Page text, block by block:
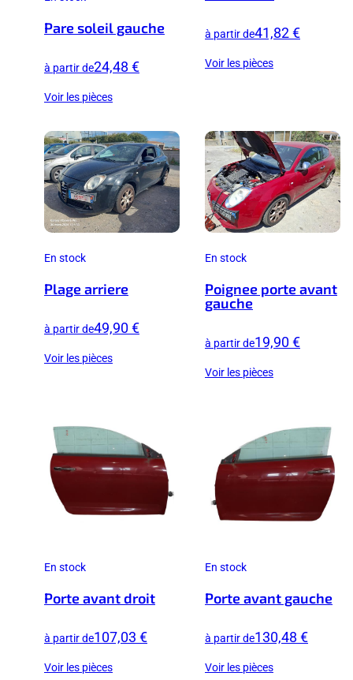
Pare soleil gauche
à partir de24,48 €
Voir les pièces
à partir de41,82 €
Voir les pièces
En stock
Plage arriere
à partir de49,90 €
Voir les pièces
En stock
Poignee porte avant
gauche
à partir de19,90 €
Voir les pièces
En stock
Porte avant droit
à partir de107,03 €
Voir les pièces
En stock
Porte avant gauche
à partir de130,48 €
Voir les pièces